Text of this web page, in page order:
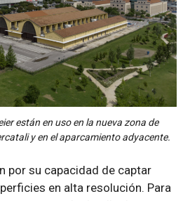
están en uso en la nueva zona de
y en el aparcamiento adyacente.
por su capacidad de captar
en alta resolución. Para